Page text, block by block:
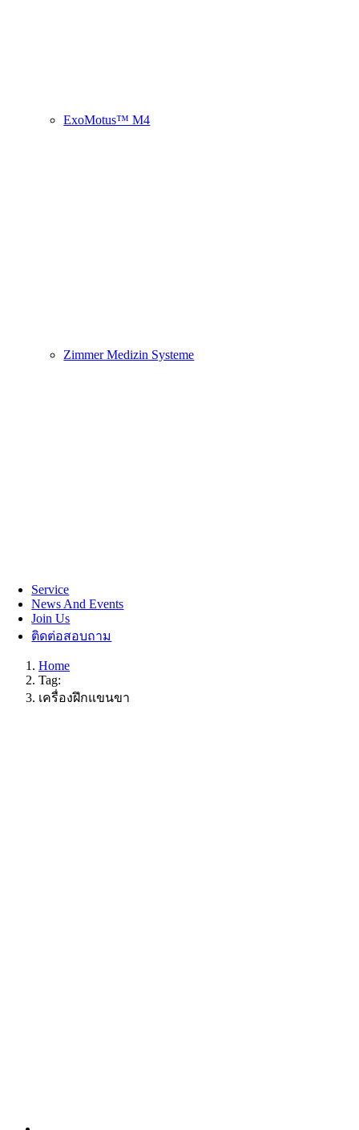
ExoMotus™ M4
Zimmer Medizin Systeme
Service
News And Events
Join Us
ติดต่อสอบถาม
Home
Tag:
เครื่องฝึกแขนขา